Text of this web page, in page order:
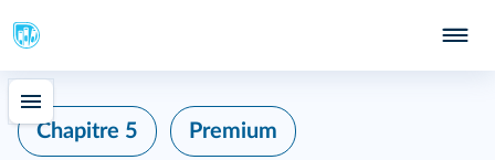
Chapitre 5 Premium